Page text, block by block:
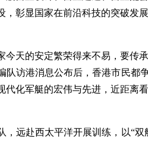
彰显国家在前沿科技的突破发
天的安定繁荣得来不易，要传
访港消息公布后，香港市民都
化军艇的宏伟与先进，近距离
远赴西太平洋开展训练，以“双